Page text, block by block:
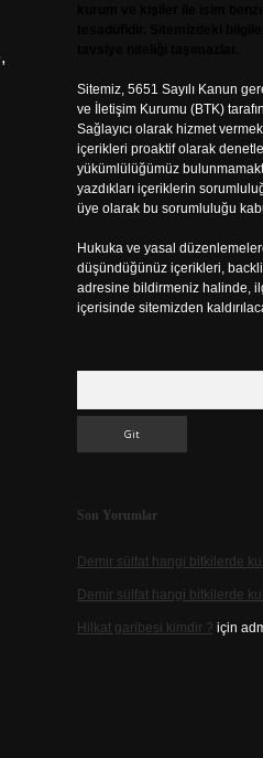
Sitemiz, 5651 Sayılı Kanun
ve İletişim Kurumu (BTK)
Sağlayıcı olarak hizmet
içerikleri proaktif olarak
yükümlülüğümüz
yazdıkları içeriklerin
üye olarak bu sorumluluğu
Hukuka ve yasal
düşündüğünüz içerikleri,
adresine bildirmeniz halinde,
içerisinde sitemizden
Son Yorumlar
Demir sülfat hangi bitkilerde
Demir sülfat hangi bitkilerde
Hilkat garibesi kimdir ? için